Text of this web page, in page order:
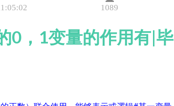
1089
0，1变量的作用有|毕